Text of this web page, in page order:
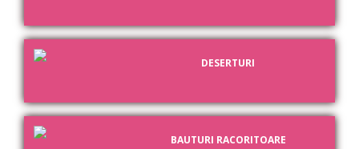
DESERTURI
BAUTURI RACORITOARE